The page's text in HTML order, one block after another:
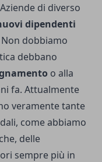
di diverso
dipendenti
dobbiamo
debbano
o alla
fa. Attualmente
veramente tante
come abbiamo
delle
sempre più in